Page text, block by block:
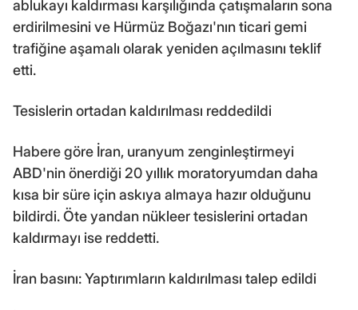
ablukayı kaldırması karşılığında çatışmaların sona
erdirilmesini ve Hürmüz Boğazı'nın ticari gemi
trafiğine aşamalı olarak yeniden açılmasını teklif
etti.
Tesislerin ortadan kaldırılması reddedildi
Habere göre İran, uranyum zenginleştirmeyi
ABD'nin önerdiği 20 yıllık moratoryumdan daha
kısa bir süre için askıya almaya hazır olduğunu
bildirdi. Öte yandan nükleer tesislerini ortadan
kaldırmayı ise reddetti.
İran basını: Yaptırımların kaldırılması talep edildi